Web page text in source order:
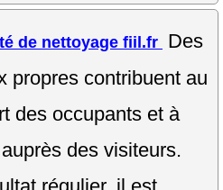
de nettoyage fiil.fr Des
propres contribuent au
des occupants et à
des visiteurs.